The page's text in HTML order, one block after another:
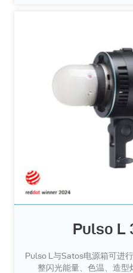
Pulso L
Pulso L与Satos电源箱可进
整闪光能量、色温、造型